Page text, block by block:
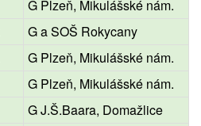
G Plzeň, Mikulášské nám.
G a SOŠ Rokycany
G Plzeň, Mikulášské nám.
G Plzeň, Mikulášské nám.
G J.Š.Baara, Domažlice